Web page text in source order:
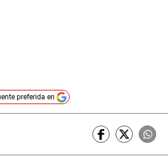
preferida en